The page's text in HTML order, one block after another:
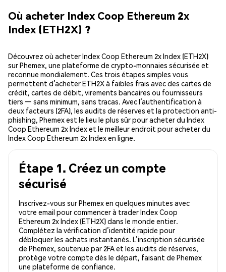
Où acheter Index Coop Ethereum 2x
Index (ETH2X) ?
Découvrez où acheter Index Coop Ethereum 2x Index (ETH2X)
sur Phemex, une plateforme de crypto-monnaies sécurisée et
reconnue mondialement. Ces trois étapes simples vous
permettent d’acheter ETH2X à faibles frais avec des cartes de
crédit, cartes de débit, virements bancaires ou fournisseurs
tiers — sans minimum, sans tracas. Avec l’authentification à
deux facteurs (2FA), les audits de réserves et la protection anti-
phishing, Phemex est le lieu le plus sûr pour acheter du Index
Coop Ethereum 2x Index et le meilleur endroit pour acheter du
Index Coop Ethereum 2x Index en ligne.
Étape 1. Créez un compte
sécurisé
Inscrivez-vous sur Phemex en quelques minutes avec
votre email pour commencer à trader Index Coop
Ethereum 2x Index (ETH2X) dans le monde entier.
Complétez la vérification d’identité rapide pour
débloquer les achats instantanés. L’inscription sécurisée
de Phemex, soutenue par 2FA et les audits de réserves,
protège votre compte dès le départ, faisant de Phemex
une plateforme de confiance.